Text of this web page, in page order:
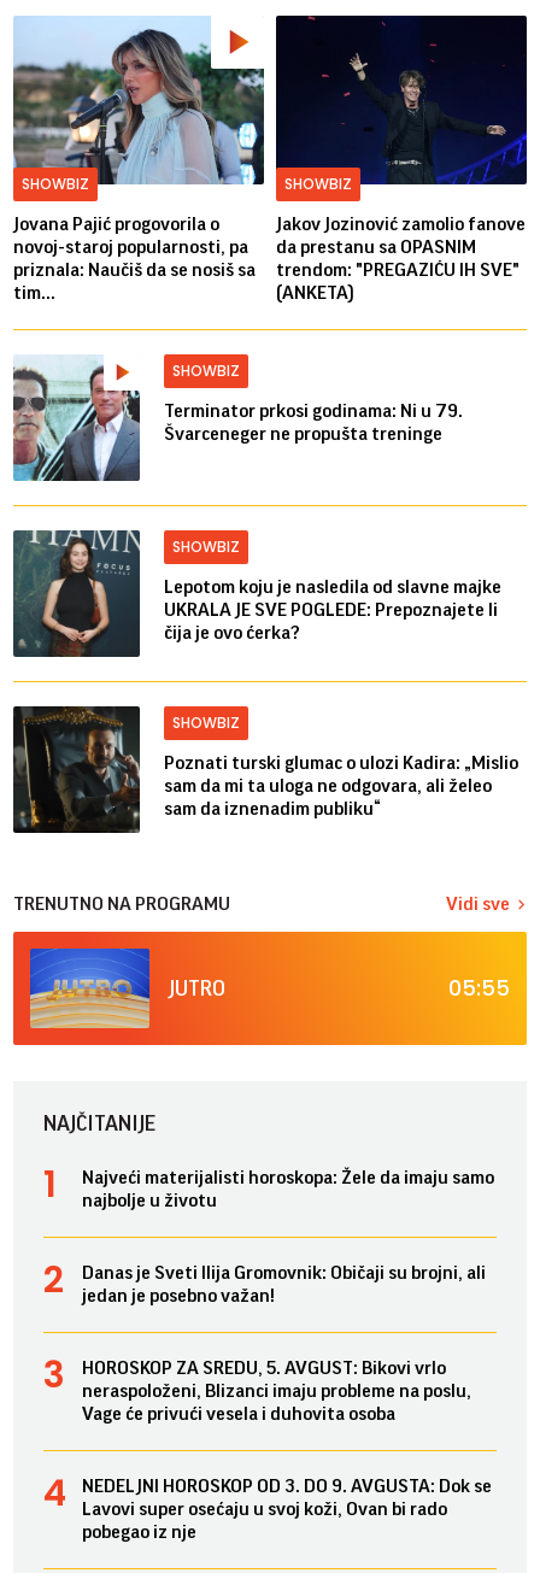
SHOWBIZ
Jovana Pajić progovorila o
novoj-staroj popularnosti, pa
priznala: Naučiš da se nosiš sa
tim...
SHOWBIZ
Jakov Jozinović zamolio fanove
da prestanu sa OPASNIM
trendom: "PREGAZIĆU IH SVE"
(ANKETA)
SHOWBIZ
Terminator prkosi godinama: Ni u 79.
Švarceneger ne propušta treninge
SHOWBIZ
Lepotom koju je nasledila od slavne majke
UKRALA JE SVE POGLEDE: Prepoznajete li
čija je ovo ćerka?
SHOWBIZ
Poznati turski glumac o ulozi Kadira: „Mislio
sam da mi ta uloga ne odgovara, ali želeo
sam da iznenadim publiku“
TRENUTNO NA PROGRAMU Vidi sve
JUTRO 05:55
NAJČITANIJE
Najveći materijalisti horoskopa: Žele da imaju samo
najbolje u životu
Danas je Sveti Ilija Gromovnik: Običaji su brojni, ali
jedan je posebno važan!
HOROSKOP ZA SREDU, 5. AVGUST: Bikovi vrlo
neraspoloženi, Blizanci imaju probleme na poslu,
Vage će privući vesela i duhovita osoba
NEDELJNI HOROSKOP OD 3. DO 9. AVGUSTA: Dok se
Lavovi super osećaju u svoj koži, Ovan bi rado
pobegao iz nje